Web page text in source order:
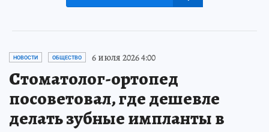
НОВОСТИ ОБЩЕСТВО 6 июля 2026 4:00
Стоматолог-ортопед
посоветовал, где дешевле
делать зубные импланты в